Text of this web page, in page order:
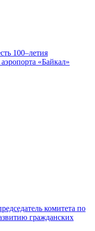
100–летия
«Байкал»
комитета по
гражданских